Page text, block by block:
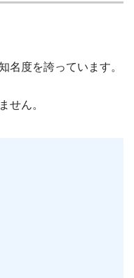
名度を誇っています。
せん。